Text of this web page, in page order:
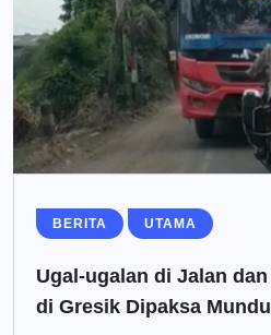
BERITA UTAMA
Ugal-ugalan di Jalan
di Gresik Dipaksa